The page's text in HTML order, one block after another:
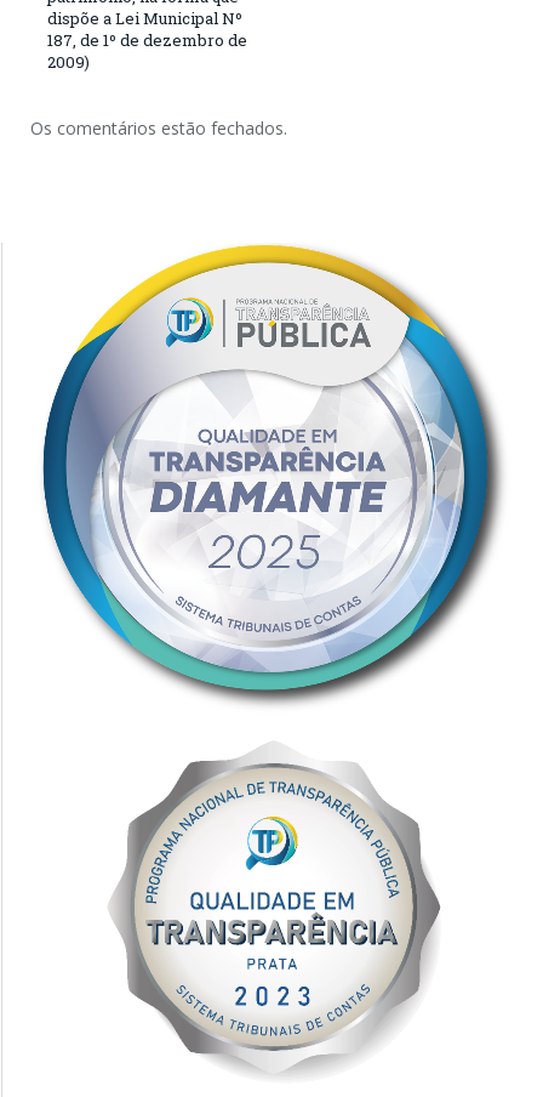
dispõe a Lei Municipal Nº
187, de 1º de dezembro de
2009)
Os comentários estão fechados.